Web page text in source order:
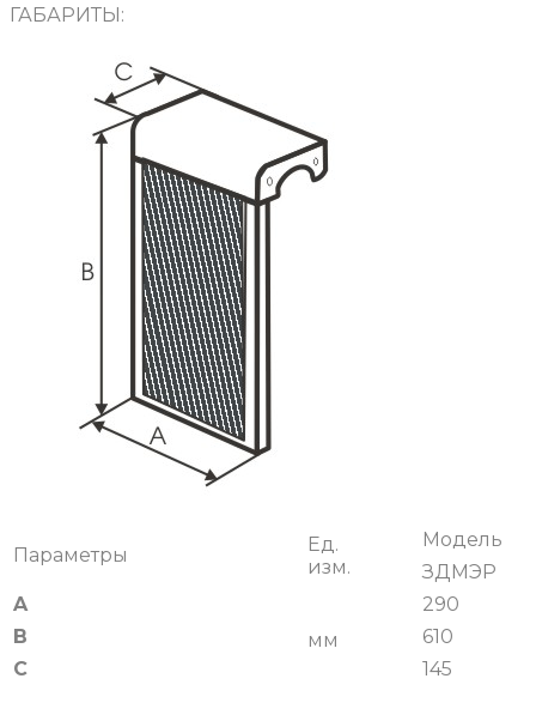
ГАБАРИТЫ:
Параметры
Ед.
изм.
Модель
ЗДМЭР
A
мм
290
B
610
C
145